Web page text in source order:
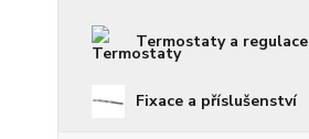
Termostaty a regulace
Fixace a příslušenství